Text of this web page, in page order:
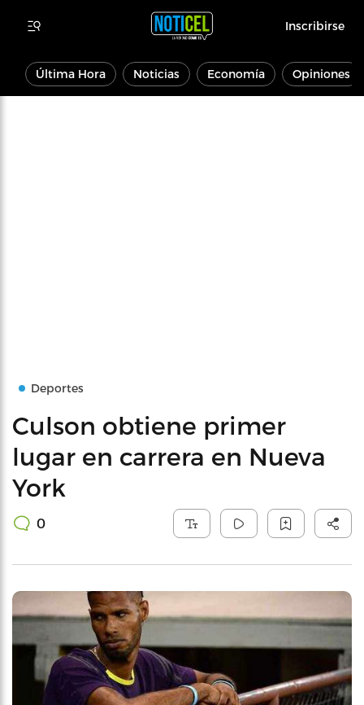
Inscribirse
Última Hora Noticias Economía Opiniones
Deportes
Culson obtiene primer
lugar en carrera en Nueva
York
0